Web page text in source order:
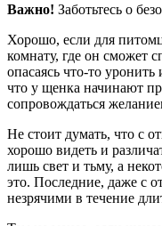
Важно! Заботьтесь о
Хорошо, если для
комнату, где он сможет
опасаясь что-то
что у щенка начинают
сопровождаться
Не стоит думать, что с
хорошо видеть и
лишь свет и тьму, а
это. Последние, даже с
незрячими в течение